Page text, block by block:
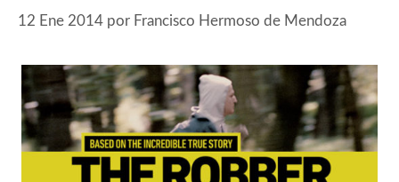
12 Ene 2014 por Francisco Hermoso de Mendoza